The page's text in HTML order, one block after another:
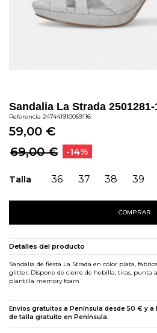
Sandalia La Strada
Referencia 247441910059116
59,00 €
69,00 €
-14%
Talla 36 37 38 39
COMPRAR
Detalles del producto
Sandalia de fiesta La Strada en color plata,
glitter. Dispone de cierre de hebilla, tiras, punta
plantilla memory foam
Envíos gratuitos a Península desde 50 € y
de talla gratuito en Península.